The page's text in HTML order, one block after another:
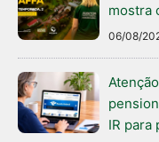
mostra
06/08/
IR para